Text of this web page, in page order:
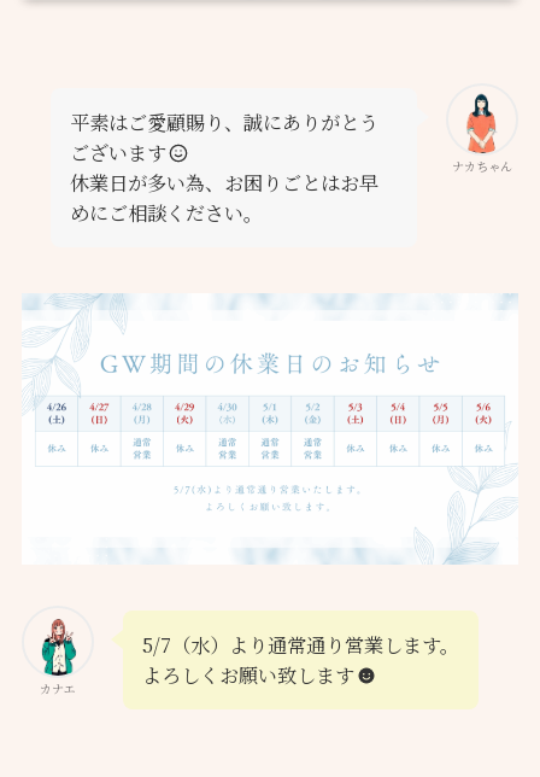
ナカちゃん
平素はご愛顧賜り、誠にありがとう
ございます
休業日が多い為、お困りごとはお早
めにご相談ください。
カナエ
5/7（水）より通常通り営業します。
よろしくお願い致します